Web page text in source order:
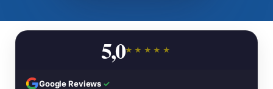
5,0★★★★★
Google Reviews ✓